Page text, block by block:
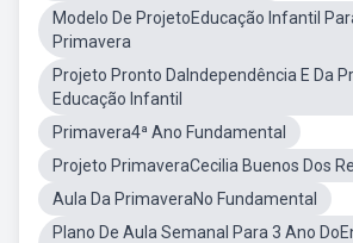
Modelo De ProjetoEducação Infantil
Primavera
Projeto Pronto DaIndependência E Da
Educação Infantil
Primavera4ª Ano Fundamental
Projeto PrimaveraCecilia Buenos Dos
Aula Da PrimaveraNo Fundamental
Plano De Aula Semanal Para 3 Ano